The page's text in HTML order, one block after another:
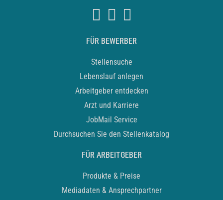
FÜR BEWERBER
Stellensuche
Lebenslauf anlegen
Arbeitgeber entdecken
Arzt und Karriere
JobMail Service
Durchsuchen Sie den Stellenkatalog
FÜR ARBEITGEBER
Produkte & Preise
Mediadaten & Ansprechpartner